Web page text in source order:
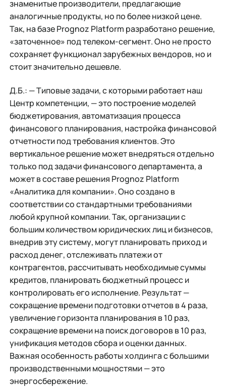
знаменитые производители, предлагающие
аналогичные продукты, но по более низкой цене.
Так, на базе Prognoz Platform разработано решение,
«заточенное» под телеком-сегмент. Оно не просто
сохраняет функционал зарубежных вендоров, но и
стоит значительно дешевле.
Д.Б.: — Типовые задачи, с которыми работает наш
Центр компетенции, — это построение моделей
бюджетирования, автоматизация процесса
финансового планирования, настройка финансовой
отчетности под требования клиентов. Это
вертикальное решение может внедряться отдельно
только под задачи финансового департамента, а
может в составе решения Prognoz Platform
«Аналитика для компании». Оно создано в
соответствии со стандартными требованиями
любой крупной компании. Так, организации с
большим количеством юридических лиц и бизнесов,
внедрив эту систему, могут планировать приход и
расход денег, отслеживать платежи от
контрагентов, рассчитывать необходимые суммы
кредитов, планировать бюджетный процесс и
контролировать его исполнение. Результат —
сокращение времени подготовки отчетов в 4 раза,
увеличение горизонта планирования в 10 раз,
сокращение времени на поиск договоров в 10 раз,
унификация методов сбора и оценки данных.
Важная особенность работы холдинга с большими
производственными мощностями — это
энергосбережение.